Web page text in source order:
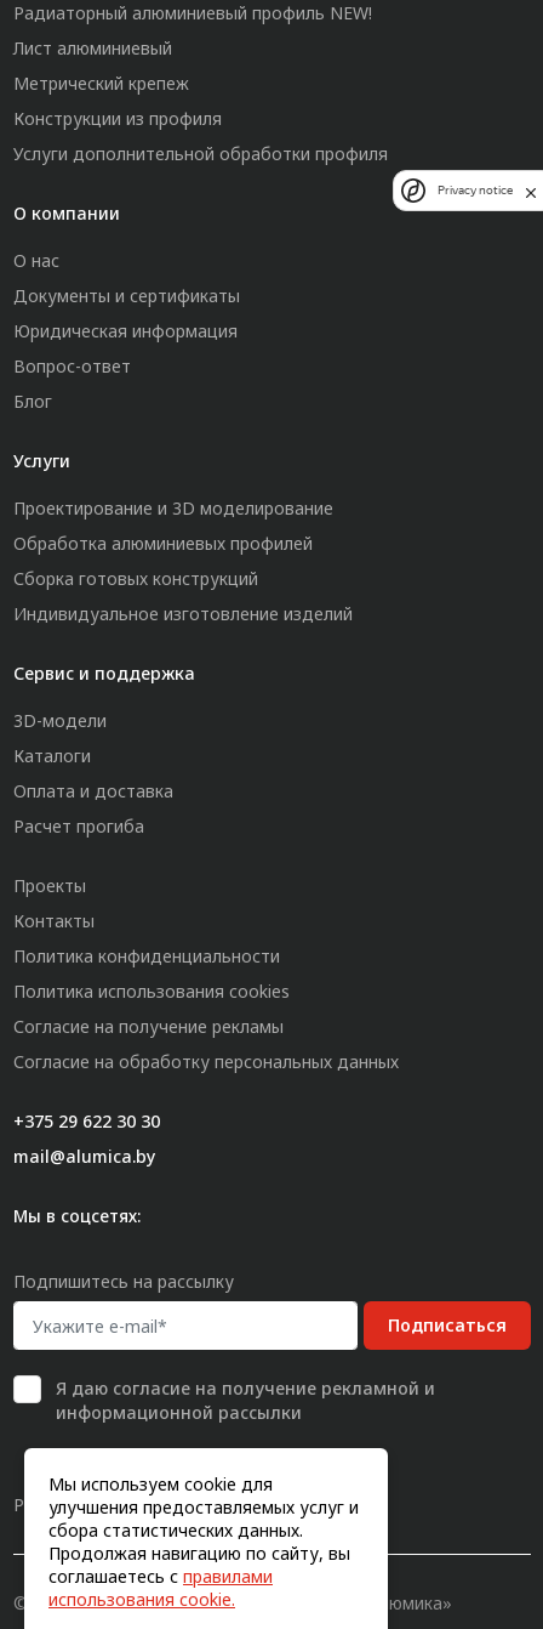
Мы используем cookie для
улучшения предоставляемых услуг и
сбора статистических данных.
Продолжая навигацию по сайту, вы
соглашаетесь с правилами
использования cookie.
Радиаторный алюминиевый профиль NEW!
Лист алюминиевый
Метрический крепеж
Конструкции из профиля
Услуги дополнительной обработки профиля
О компании
О нас
Документы и сертификаты
Юридическая информация
Вопрос-ответ
Блог
Услуги
Проектирование и 3D моделирование
Обработка алюминиевых профилей
Сборка готовых конструкций
Индивидуальное изготовление изделий
Сервис и поддержка
3D-модели
Каталоги
Оплата и доставка
Расчет прогиба
Проекты
Контакты
Политика конфиденциальности
Политика использования cookies
Согласие на получение рекламы
Согласие на обработку персональных данных
+375 29 622 30 30
mail@alumica.by
Мы в соцсетях:
Подпишитесь на рассылку
Подписаться
Я даю согласиена получение рекламной и
информационной рассылки
Разработка сайта
© 2011-2026, Конструкционный профиль «Алюмика»
Privacy notice